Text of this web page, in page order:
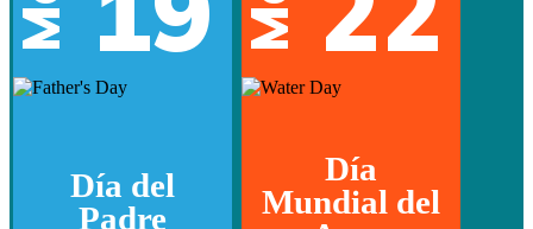
Día del
Padre
Día
Mundial del